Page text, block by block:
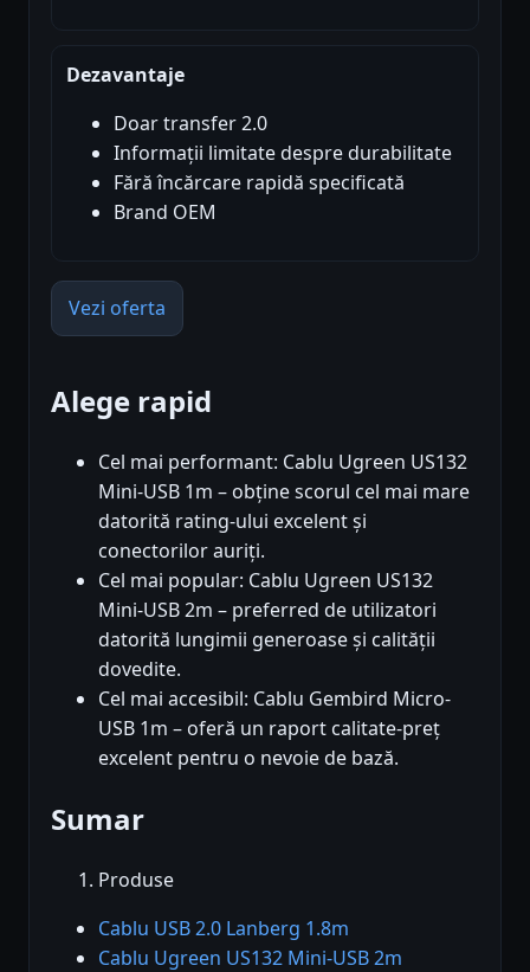
Dezavantaje
Doar transfer 2.0
Informații limitate despre durabilitate
Fără încărcare rapidă specificată
Brand OEM
Vezi oferta
Alege rapid
Cel mai performant: Cablu Ugreen US132
Mini-USB 1m – obține scorul cel mai mare
datorită rating-ului excelent și
conectorilor auriți.
Cel mai popular: Cablu Ugreen US132
Mini-USB 2m – preferred de utilizatori
datorită lungimii generoase și calității
dovedite.
Cel mai accesibil: Cablu Gembird Micro-
USB 1m – oferă un raport calitate-preț
excelent pentru o nevoie de bază.
Sumar
Produse
Cablu USB 2.0 Lanberg 1.8m
Cablu Ugreen US132 Mini-USB 2m